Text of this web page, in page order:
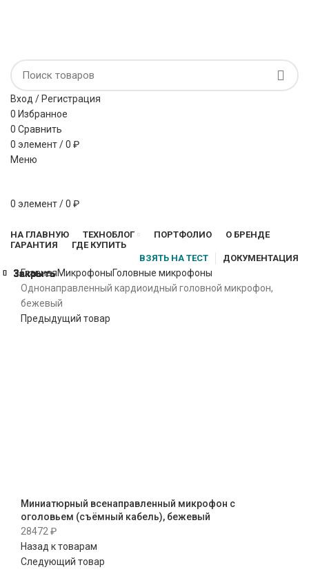
Вход / Регистрация
0 Избранное
0 Сравнить
0 элемент/0 ₽
Меню
0 элемент/0 ₽
НА ГЛАВНУЮ ТЕХНОБЛОГ ПОРТФОЛИО
О БРЕНДЕ
ГАРАНТИЯ
ГДЕ КУПИТЬ
ВЗЯТЬ НА ТЕСТ
ДОКУМЕНТАЦИЯ
ГлавнаяМикрофоныГоловные микрофоны
Однонаправленный кардиоидный головной микрофон,
бежевый
Предыдущий товар
Миниатюрный всенаправленный микрофон с
оголовьем (съёмный кабель), бежевый
28472 ₽
Назад к товарам
Следующий товар
Закрыть
Закрыть
Закрыть
Закрыть
Закрыть
Закрыть
Закрыть
Закрыть